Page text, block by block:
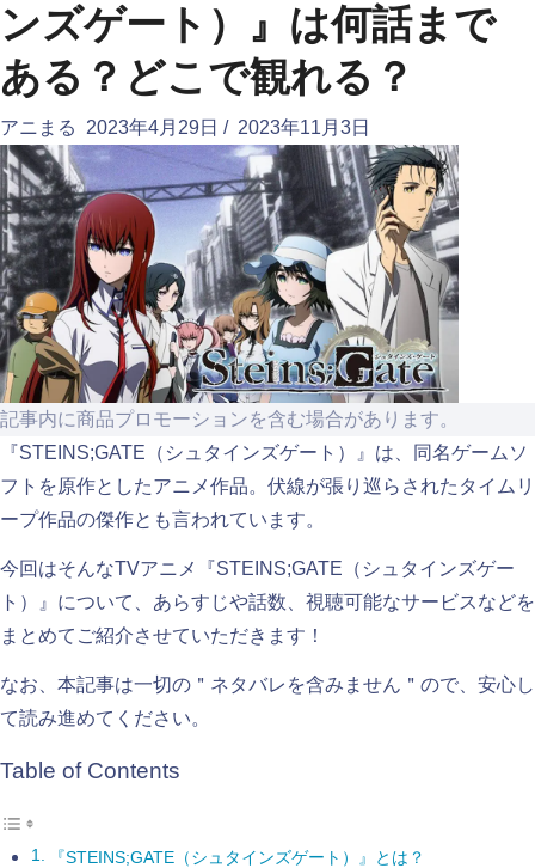
ンズゲート）』は何話まで
ある？どこで観れる？
アニまる 2023年4月29日 / 2023年11月3日
記事内に商品プロモーションを含む場合があります。
『STEINS;GATE（シュタインズゲート）』は、同名ゲームソ
フトを原作としたアニメ作品。伏線が張り巡らされたタイムリ
ープ作品の傑作とも言われています。
今回はそんなTVアニメ『STEINS;GATE（シュタインズゲー
ト）』について、あらすじや話数、視聴可能なサービスなどを
まとめてご紹介させていただきます！
なお、本記事は一切の＂ネタバレを含みません＂ので、安心し
て読み進めてください。
Table of Contents
『STEINS;GATE（シュタインズゲート）』とは？